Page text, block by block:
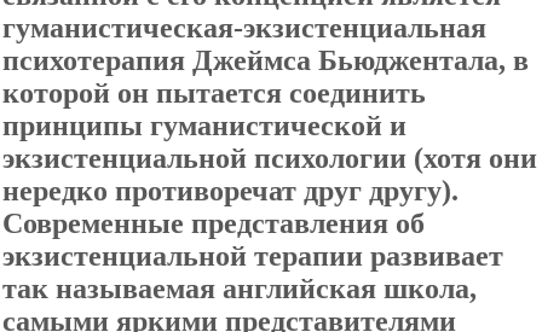
гуманистическая-экзистенциальная
психотерапия Джеймса Бьюджентала, в
которой он пытается соединить
принципы гуманистической и
экзистенциальной психологии (хотя они
нередко противоречат друг другу).
Современные представления об
экзистенциальной терапии развивает
так называемая английская школа,
самыми яркими представителями